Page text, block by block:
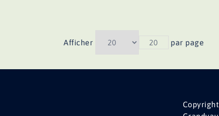
Afficher 20 par page